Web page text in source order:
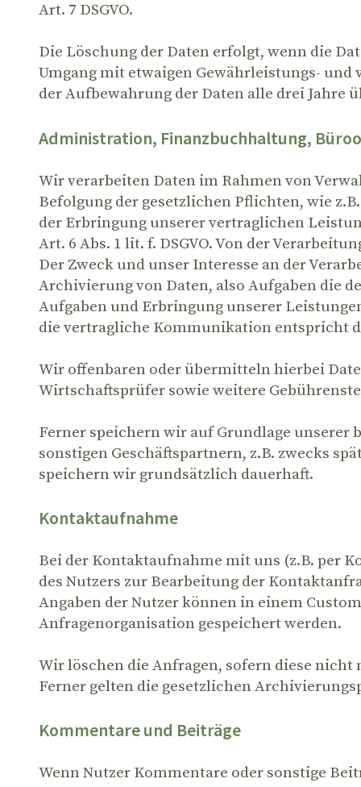
Art. 7 DSGVO.
Die Löschung der Daten erfolgt, wenn die
Umgang mit etwaigen Gewährleistungs-
der Aufbewahrung der Daten alle drei
Administration, Finanzbuchhaltung,
Wir verarbeiten Daten im Rahmen von
Befolgung der gesetzlichen Pflichten, wie
der Erbringung unserer vertraglichen
Art. 6 Abs. 1 lit. f. DSGVO. Von der
Der Zweck und unser Interesse an der
Archivierung von Daten, also Aufgaben die
Aufgaben und Erbringung unserer
die vertragliche Kommunikation entspricht
Wir offenbaren oder übermitteln hierbei
Wirtschaftsprüfer sowie weitere
Ferner speichern wir auf Grundlage
sonstigen Geschäftspartnern, z.B. zwecks
speichern wir grundsätzlich dauerhaft.
Kontaktaufnahme
Bei der Kontaktaufnahme mit uns (z.B. per
des Nutzers zur Bearbeitung der
Angaben der Nutzer können in einem
Anfragenorganisation gespeichert werden.
Wir löschen die Anfragen, sofern diese
Ferner gelten die gesetzlichen
Kommentare und Beiträge
Wenn Nutzer Kommentare oder sonstige